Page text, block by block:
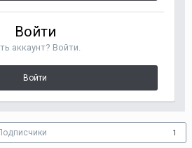
Войти
аккаунт? Войти.
Войти
1